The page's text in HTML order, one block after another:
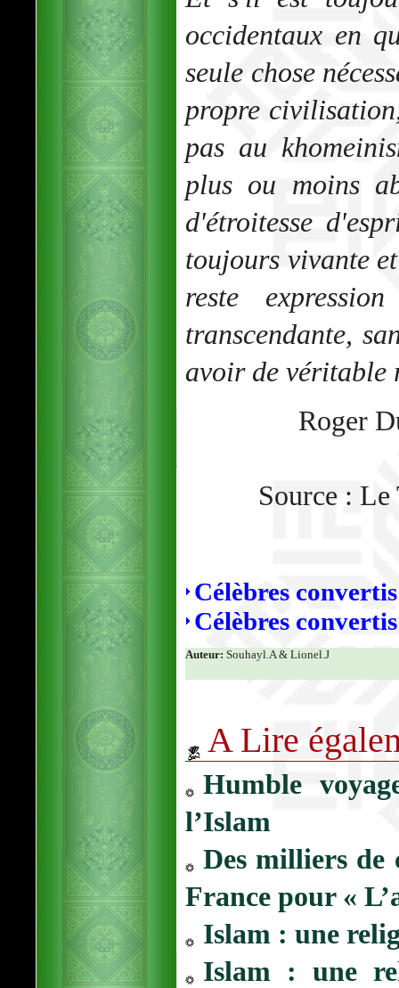
occidentaux en
seule chose
propre
pas au
plus ou moins
d'étroitesse
toujours vivante
reste
transcendante,
avoir de véritable
Roger
Source : Le
Célèbres
Célèbres
Auteur: Souhayl.A & Lionel.J
A Lire
Humble
l’Islam
Des milliers de
France pour «
Islam : une
Islam : une